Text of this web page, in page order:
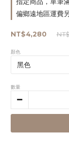
偏鄉遠地區運費
NT$4,280
顏色
數量